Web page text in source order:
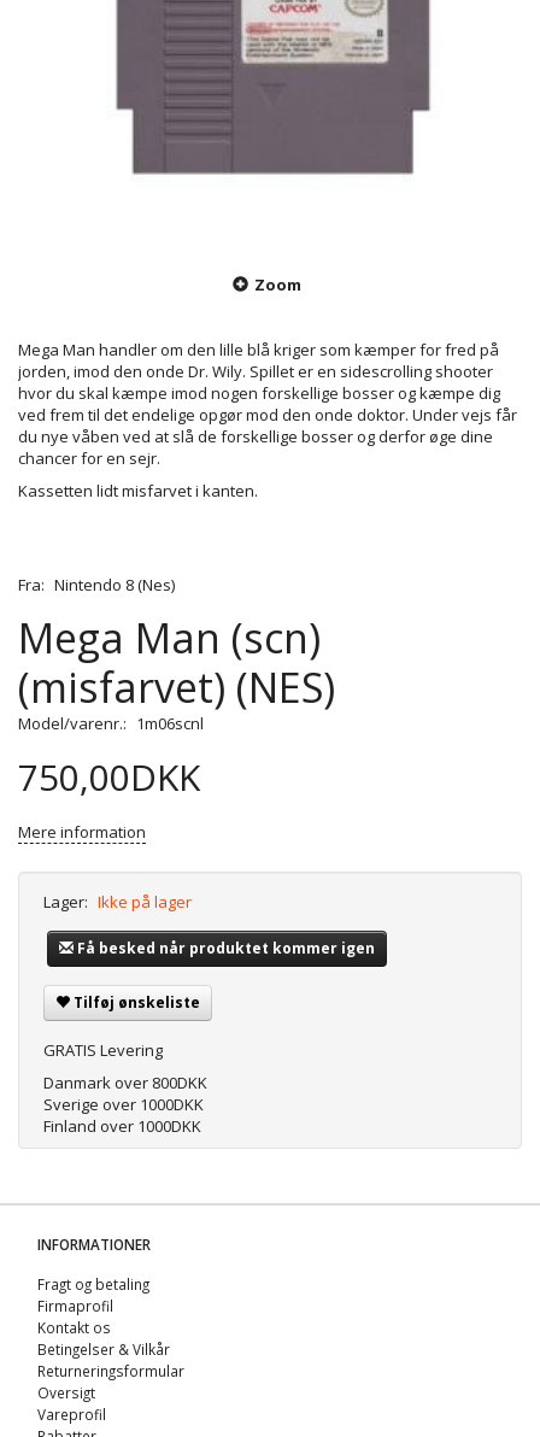
Zoom
Mega Man handler om den lille blå kriger som kæmper for fred på
jorden, imod den onde Dr. Wily. Spillet er en sidescrolling shooter
hvor du skal kæmpe imod nogen forskellige bosser og kæmpe dig
ved frem til det endelige opgør mod den onde doktor. Under vejs får
du nye våben ved at slå de forskellige bosser og derfor øge dine
chancer for en sejr.
Kassetten lidt misfarvet i kanten.
Fra: Nintendo 8 (Nes)
Mega Man (scn)
(misfarvet) (NES)
Model/varenr.: 1m06scnl
750,00DKK
Mere information
Lager: Ikke på lager
Få besked når produktet kommer igen
Tilføj ønskeliste
GRATIS Levering
Danmark over 800DKK
Sverige over 1000DKK
Finland over 1000DKK
INFORMATIONER
Fragt og betaling
Firmaprofil
Kontakt os
Betingelser & Vilkår
Returneringsformular
Oversigt
Vareprofil